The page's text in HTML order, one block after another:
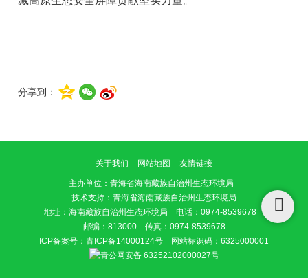
分享到：
关于我们 网站地图 友情链接
主办单位 ：青海省海南藏族自治州生态环境局
技术支持：青海省海南藏族自治州生态环境局
地址：海南藏族自治州生态环境局 电话：0974-8539678
邮编：813000 传真：0974-8539678
ICP备案号： 青ICP备14000124号 网站标识码：6325000001
青公网安备 63252102000027号